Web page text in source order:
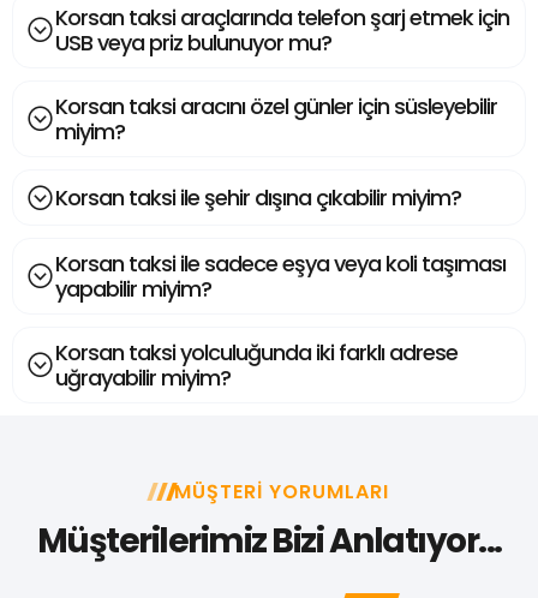
Korsan taksi araçlarında telefon şarj etmek için
USB veya priz bulunuyor mu?
Korsan taksi aracını özel günler için süsleyebilir
miyim?
Korsan taksi ile şehir dışına çıkabilir miyim?
Korsan taksi ile sadece eşya veya koli taşıması
yapabilir miyim?
Korsan taksi yolculuğunda iki farklı adrese
uğrayabilir miyim?
MÜŞTERI YORUMLARI
Müşterilerimiz Bizi Anlatıyor...